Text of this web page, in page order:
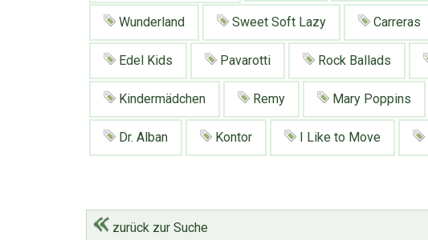
Wunderland Sweet Soft Lazy Carreras
Edel Kids Pavarotti Rock Ballads
Kindermädchen Remy Mary Poppins
Dr. Alban Kontor I Like to Move
zurück zur Suche